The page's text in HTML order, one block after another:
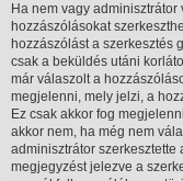
Ha nem vagy
hozzászólásokat
hozzászólást a szerkesztés
csak a beküldés utáni
már válaszolt a
megjelenni, mely jelzi, a
Ez csak akkor fog
akkor nem, ha még nem
adminisztrátor
megjegyzést jelezve a